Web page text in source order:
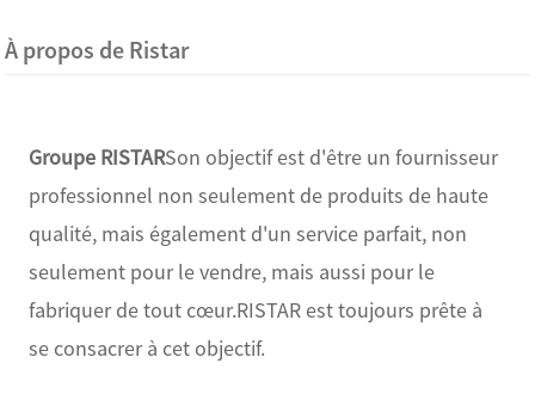
À propos de Ristar
Groupe RISTARSon objectif est d'être un fournisseur
professionnel non seulement de produits de haute
qualité, mais également d'un service parfait, non
seulement pour le vendre, mais aussi pour le
fabriquer de tout cœur.RISTAR est toujours prête à
se consacrer à cet objectif.